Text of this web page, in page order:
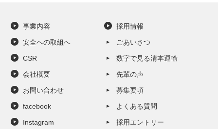
事業内容
安全への取組へ
CSR
会社概要
お問い合わせ
facebook
Instagram
採用情報
ごあいさつ
数字で見る清本運輸
先輩の声
募集要項
よくある質問
採用エントリー